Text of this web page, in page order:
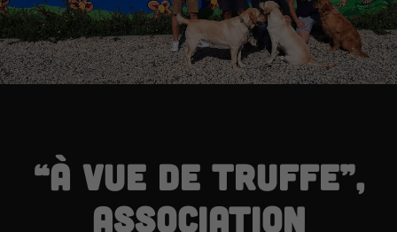
“À vue de truffe”,
association